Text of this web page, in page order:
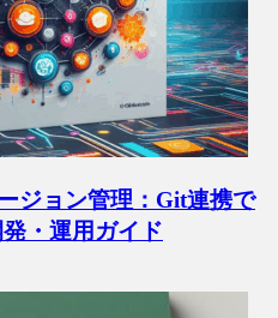
ジョン管理：Git連携で
・運用ガイド